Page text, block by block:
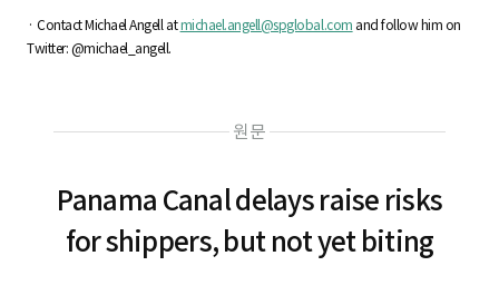
· Contact Michael Angell atmichael.angell@spglobal.com and follow him on
Twitter: @michael_angell.
원문
Panama Canal delays raise risks
for shippers, but not yet biting